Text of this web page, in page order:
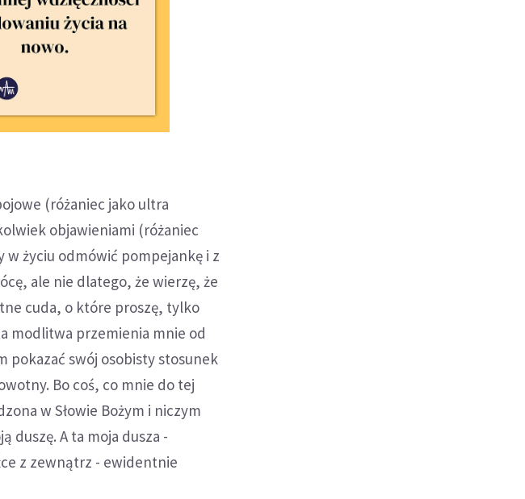
(różaniec jako ultra
objawieniami (różaniec
w życiu odmówić pompejankę i z
ale nie dlatego, że wierzę, że
cuda, o które proszę, tylko
modlitwa przemienia mnie od
pokazać swój osobisty stosunek
Bo coś, co mnie do tej
w Słowie Bożym i niczym
duszę. A ta moja dusza -
z zewnątrz - ewidentnie